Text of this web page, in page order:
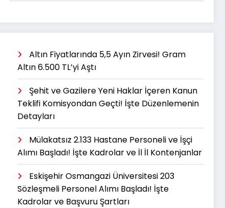
Altın Fiyatlarında 5,5 Ayın Zirvesi! Gram
Altın 6.500 TL’yi Aştı
Şehit ve Gazilere Yeni Haklar İçeren Kanun
Teklifi Komisyondan Geçti! İşte Düzenlemenin
Detayları
Mülakatsız 2.133 Hastane Personeli ve İşçi
Alımı Başladı! İşte Kadrolar ve İl İl Kontenjanlar
Eskişehir Osmangazi Üniversitesi 203
Sözleşmeli Personel Alımı Başladı! İşte
Kadrolar ve Başvuru Şartları